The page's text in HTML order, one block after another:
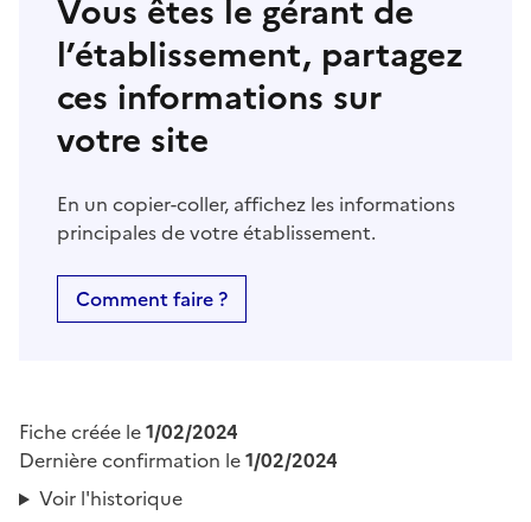
Vous êtes le gérant de
l’établissement, partagez
ces informations sur
votre site
En un copier-coller, affichez les informations
principales de votre établissement.
Comment faire ?
Fiche créée le1/02/2024
Dernière confirmation le1/02/2024
Voir l'historique